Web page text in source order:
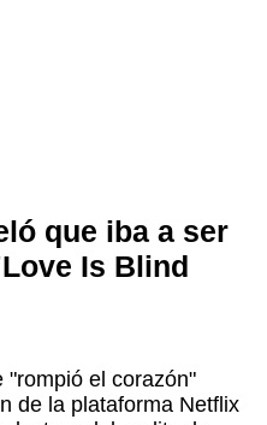
que iba a ser
Is Blind
"rompió el corazón"
de la plataforma Netflix